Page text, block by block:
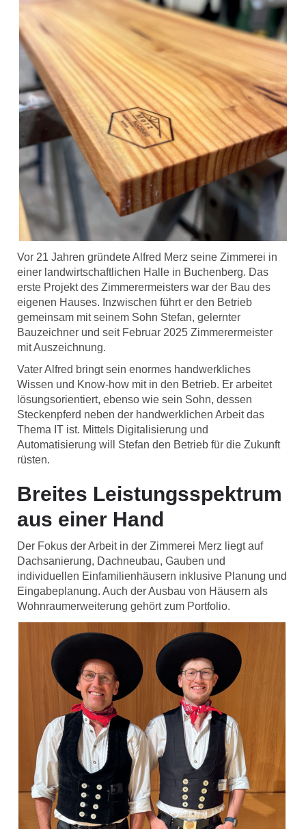
Vor 21 Jahren gründete Alfred Merz seine Zimmerei in
einer landwirtschaftlichen Halle in Buchenberg. Das
erste Projekt des Zimmerermeisters war der Bau des
eigenen Hauses. Inzwischen führt er den Betrieb
gemeinsam mit seinem Sohn Stefan, gelernter
Bauzeichner und seit Februar 2025 Zimmerermeister
mit Auszeichnung.
Vater Alfred bringt sein enormes handwerkliches
Wissen und Know-how mit in den Betrieb. Er arbeitet
lösungsorientiert, ebenso wie sein Sohn, dessen
Steckenpferd neben der handwerklichen Arbeit das
Thema IT ist. Mittels Digitalisierung und
Automatisierung will Stefan den Betrieb für die Zukunft
rüsten.
Breites Leistungsspektrum
aus einer Hand
Der Fokus der Arbeit in der Zimmerei Merz liegt auf
Dachsanierung, Dachneubau, Gauben und
individuellen Einfamilienhäusern inklusive Planung und
Eingabeplanung. Auch der Ausbau von Häusern als
Wohnraumerweiterung gehört zum Portfolio.